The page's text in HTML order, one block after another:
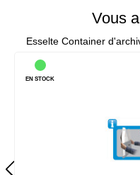
Vous
Esselte Container
EN STOCK